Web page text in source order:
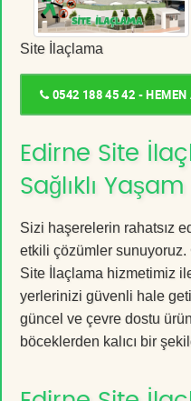
Site İlaçlama
0542 188 45 42 - HEMEN
Edirne Site
Sağlıklı
Sizi haşerelerin rahatsız
etkili çözümler
Site İlaçlama hizmetimiz
yerlerinizi güvenli hale
güncel ve çevre dostu
böceklerden kalıcı bir